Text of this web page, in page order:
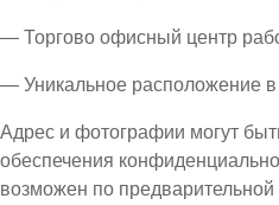
— Торгово офисный центр
— Уникальное расположение в
Адрес и фотографии могут
обеспечения
возможен по предварительной